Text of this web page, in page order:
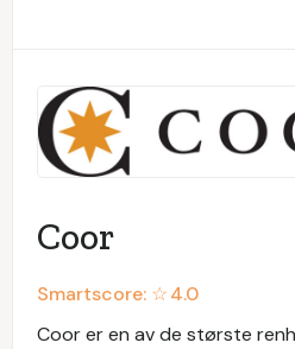
Coor
Smartscore: ☆4.0
Coor er en av de største